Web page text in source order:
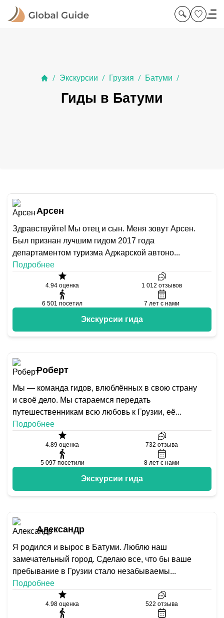
/ Экскурсии / Грузия / Батуми /
Гиды в Батуми
Арсен
Здравствуйте! Мы отец и сын. Меня зовут Арсен.
Был признан лучшим гидом 2017 года
департаментом туризма Аджарской автоно...
Подробнее
4.94 оценка 1 012 отзывов
6 501 посетил 7 лет с нами
Экскурсии гида
Роберт
Мы — команда гидов, влюблённых в свою страну
и своё дело. Мы стараемся передать
путешественникам всю любовь к Грузии, её...
Подробнее
4.89 оценка 732 отзыва
5 097 посетили 8 лет с нами
Экскурсии гида
Александр
Я родился и вырос в Батуми. Люблю наш
замечательный город. Сделаю все, что бы ваше
пребывание в Грузии стало незабываемы...
Подробнее
4.98 оценка 522 отзыва